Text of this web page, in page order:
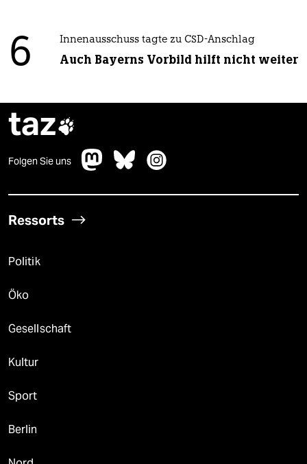
6 Innenausschuss tagte zu CSD-Anschlag
Auch Bayerns Vorbild hilft nicht weiter
taz
Folgen Sie uns
Ressorts
Politik
Öko
Gesellschaft
Kultur
Sport
Berlin